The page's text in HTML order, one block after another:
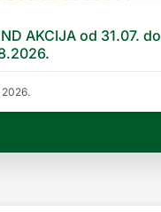
AKCIJA od 31.07. do